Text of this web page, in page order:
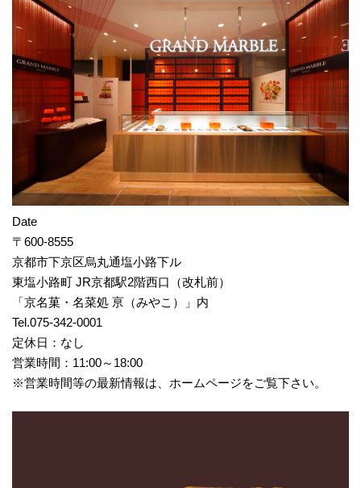
Date
〒600-8555
京都市下京区烏丸通塩小路下ル
東塩小路町 JR京都駅2階西口（改札前）
「京名菓・名菜処 亰（みやこ）」内
Tel.075-342-0001
定休日：なし
営業時間：11:00～18:00
※営業時間等の最新情報は、ホームページをご覧下さい。